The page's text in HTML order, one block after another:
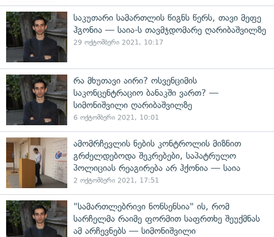
საკუთარი სამართლის წიგნს წერს, თავი მეფე
ჰგონია — საია-ს თავმჯდომარე ღარიბაშვილზე
29 ოქტომბერი 2021, 10:17
რა მხუთავი აირი? ოსვენციმის
საკონცენტრაციო ბანაკში ვართ? —
სიმონიშვილი ღარიბაშვილზე
6 ოქტომბერი 2021, 10:01
ამომრჩევლის ნების კონტროლის მიზნით
გრძელდებოდა შეკრებები, საპატრულო
პოლიციას რეაგირება არ ჰქონია — საია
2 ოქტომბერი 2021, 17:51
"სამართლებრივი ნონსენსია" ის, რომ
სარჩელმა რაიმე ფორმით საფრთხე შეუქმნას
ამ არჩევნებს — სიმონიშვილი